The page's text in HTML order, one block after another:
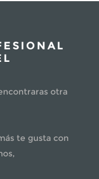
otra
te gusta con